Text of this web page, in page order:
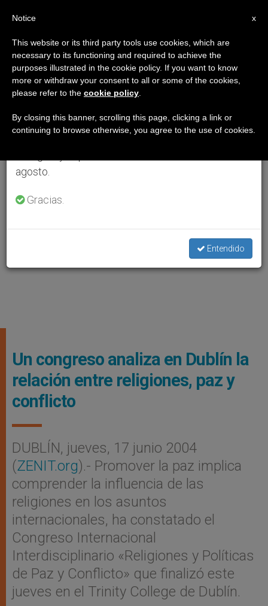
Un congreso analiza en Dublín la
relación entre religiones, paz y
conflicto
DUBLÍN, jueves, 17 junio 2004
(ZENIT.org).- Promover la paz implica
comprender la influencia de las
religiones en los asuntos
internacionales, ha constatado el
Congreso Internacional
Interdisciplinario «Religiones y Políticas
de Paz y Conflicto» que finalizó este
jueves en el Trinity College de Dublín.
×
Aviso importante
Del 27 de julio al 7 de agosto haremos la pausa
anual, aprovechando que en el periodo de verano
se generan menos informaciones y también el
agosto.
Gracias.
Entendido
x
Notice
This website or its third party tools use cookies, which are
necessary to its functioning and required to achieve the
purposes illustrated in the cookie policy. If you want to know
more or withdraw your consent to all or some of the cookies,
please refer to the cookie policy
By closing this banner, scrolling this page, clicking a link or
continuing to browse otherwise, you agree to the use of cookies.